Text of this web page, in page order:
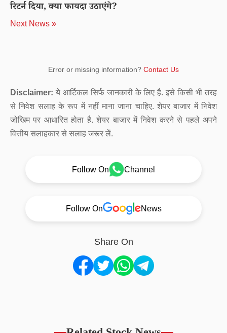
रिटर्न दिया, क्या फायदा उठाएंगे?
Next News »
Error or missing information? Contact Us
Disclaimer: ये आर्टिकल सिर्फ जानकारी के लिए है. इसे किसी भी तरह
से निवेश सलाह के रूप में नहीं माना जाना चाहिए. शेयर बाजार में निवेश
जोखिम पर आधारित होता है. शेयर बाजार में निवेश करने से पहले अपने
वित्तीय सलाहकार से सलाह जरूर लें.
Follow On Channel
Follow On News
Share On